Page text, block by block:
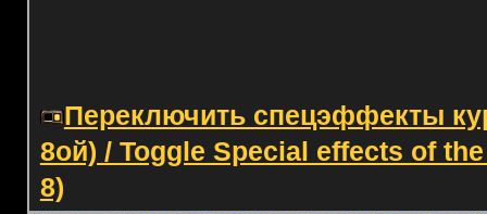
Переключить спецэффекты
8ой) / Toggle Special effects of
8)